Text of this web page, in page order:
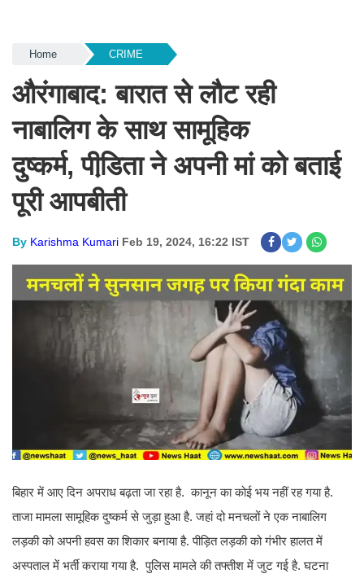
Home CRIME
औरंगाबाद: बारात से लौट रही
नाबालिग के साथ सामूहिक
दुष्कर्म, पीडि़ता ने अपनी मां को बताई
पूरी आपबीती
By Karishma Kumari Feb 19, 2024, 16:22 IST
बिहार में आए दिन अपराध बढ़ता जा रहा है. कानून का कोई भय नहीं रह गया है.
ताजा मामला सामूहिक दुष्कर्म से जुड़ा हुआ है. जहां दो मनचलों ने एक नाबालिग
लड़की को अपनी हवस का शिकार बनाया है. पीड़ित लड़की को गंभीर हालत में
अस्पताल में भर्ती कराया गया है. पुलिस मामले की तफ्तीश में जुट गई है. घटना